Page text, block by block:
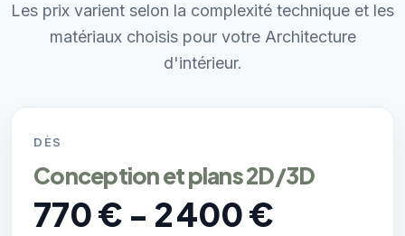
Les prix varient selon la complexité technique et les
matériaux choisis pour votre Architecture
d'intérieur.
DÈS
Conception et plans 2D/3D
770 € - 2 400 €